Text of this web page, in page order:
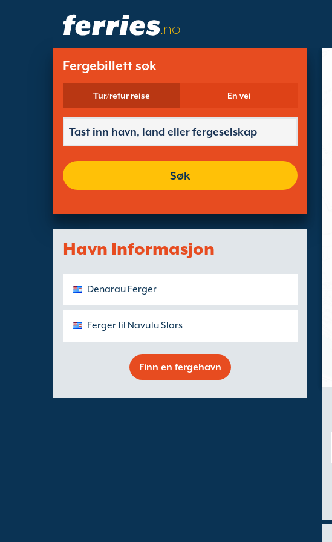
.no
Fergebillett søk
Tur/retur reise En vei
Søk
Havn Informasjon
Denarau Ferger
Ferger til Navutu Stars
Finn en fergehavn